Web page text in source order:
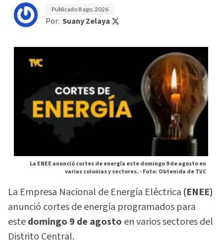
Publicado 8 ago. 2026
Por: Suany Zelaya
La ENEE anunció cortes de energía este domingo 9 de agosto en
varias colonias y sectores. -Foto: Obtenida de TVC
La Empresa Nacional de Energía Eléctrica (ENEE)
anunció cortes de energía programados para
estedomingo 9 de agosto en varios sectores del
Distrito Central.